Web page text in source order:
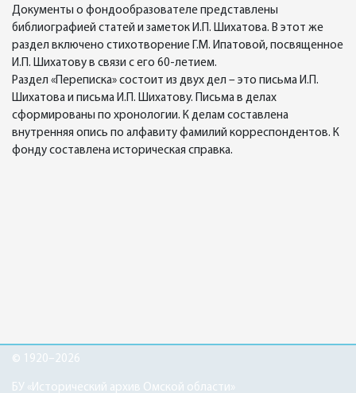
Документы о фондообразователе представлены
библиографией статей и заметок И.П. Шихатова. В этот же
раздел включено стихотворение Г.М. Ипатовой, посвященное
И.П. Шихатову в связи с его 60-летием.
Раздел «Переписка» состоит из двух дел – это письма И.П.
Шихатова и письма И.П. Шихатову. Письма в делах
сформированы по хронологии. К делам составлена
внутренняя опись по алфавиту фамилий корреспондентов. К
фонду составлена историческая справка.
© 1920–2026
БУ «Исторический архив Омской области»